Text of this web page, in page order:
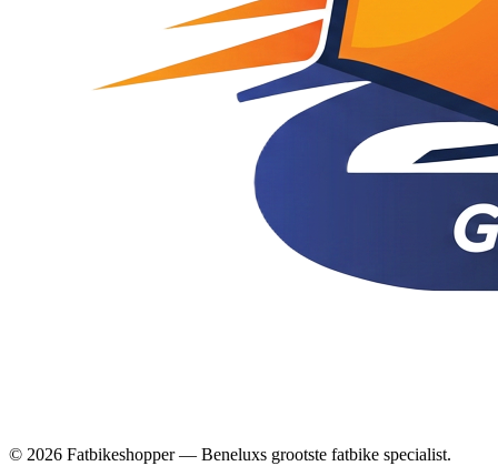
© 2026 Fatbikeshopper — Beneluxs grootste fatbike specialist.